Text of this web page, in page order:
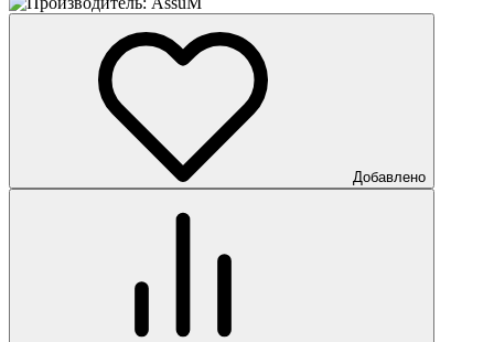
Добавлено